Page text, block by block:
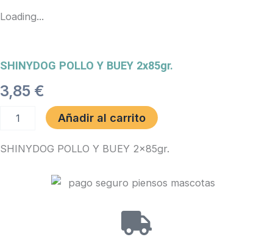
Loading...
SHINYDOG POLLO Y BUEY 2x85gr.
3,85 €
POLLO
BUEY
Añadir al carrito
SHINYDOG POLLO Y BUEY 2x85gr.